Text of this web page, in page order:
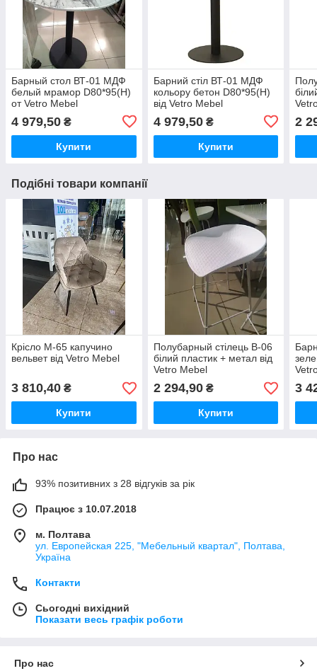
Барный стол ВТ-01 МДФ
белый мрамор D80*95(H)
от Vetro Mebel
4 979,50 ₴
Купити
Барний стіл ВТ-01 МДФ
кольору бетон D80*95(H)
від Vetro Mebel
4 979,50₴
Купити
2
Подібні товари компанії
Крісло М-65 капучино
вельвет від Vetro Mebel
3 810,40 ₴
Купити
Полубарный стілець В-06
білий пластик + метал від
Vetro Mebel
2 294,90₴
Купити
3
Про нас
93% позитивних з 28 відгуків за рік
Працює з 10.07.2018
м. Полтава
ул. Европейская 225, "Мебельный квартал", Полтава,
Україна
Контакти
Сьогодні вихідний
Показати весь графік роботи
Про нас